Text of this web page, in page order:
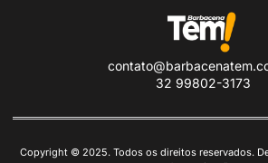
32 99802-3173
Copyright © 2025. Todos os direitos reservados.